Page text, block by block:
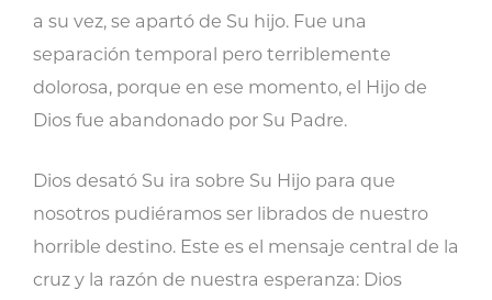
a su vez, se apartó de Su hijo. Fue una
separación temporal pero terriblemente
dolorosa, porque en ese momento, el Hijo de
Dios fue abandonado por Su Padre.
Dios desató Su ira sobre Su Hijo para que
nosotros pudiéramos ser librados de nuestro
horrible destino. Este es el mensaje central de la
cruz y la razón de nuestra esperanza: Dios